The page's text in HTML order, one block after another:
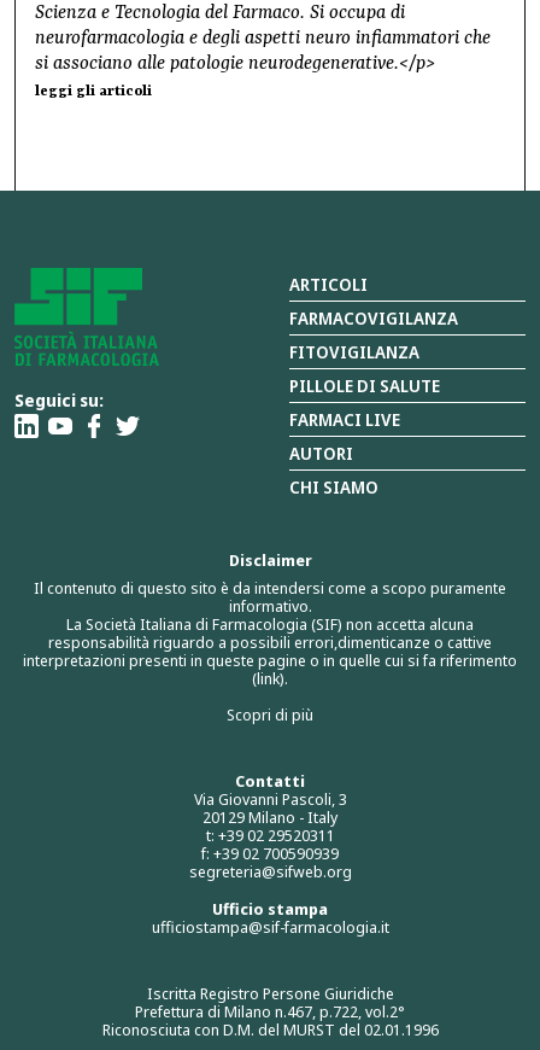
Scienza e Tecnologia del Farmaco. Si occupa di
neurofarmacologia e degli aspetti neuro infiammatori che
si associano alle patologie neurodegenerative.</p>
leggi gli articoli
Seguici su:
Contatti
Via Giovanni Pascoli, 3
20129 Milano - Italy
t: +39 02 29520311
f: +39 02 700590939
segreteria@sifweb.org
Ufficio stampa
ufficiostampa@sif-farmacologia.it
Iscritta Registro Persone Giuridiche
Prefettura di Milano n.467, p.722, vol.2°
Riconosciuta con D.M. del MURST del 02.01.1996
Disclaimer
Il contenuto di questo sito è da intendersi come a scopo puramente
informativo.
La Società Italiana di Farmacologia (SIF) non accetta alcuna
responsabilità riguardo a possibili errori,dimenticanze o cattive
interpretazioni presenti in queste pagine o in quelle cui si fa riferimento
(link).
Scopri di più
ARTICOLI
FARMACOVIGILANZA
FITOVIGILANZA
PILLOLE DI SALUTE
FARMACI LIVE
AUTORI
CHI SIAMO